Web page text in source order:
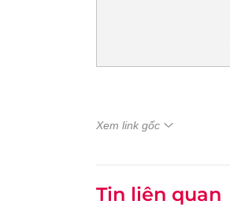
Xem link gốc
Tin liên quan